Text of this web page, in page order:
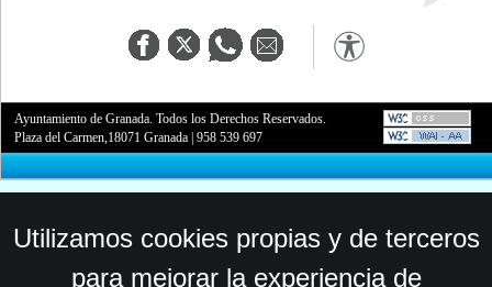
Ayuntamiento de Granada. Todos los Derechos Reservados.
Plaza del Carmen,18071 Granada |958 539 697
Utilizamos cookies propias y de terceros
para mejorar la experiencia de